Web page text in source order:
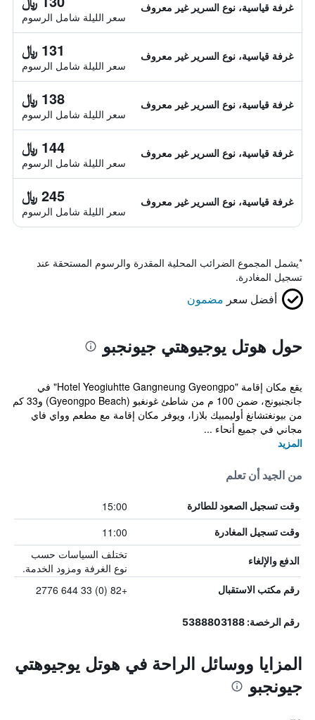
غرفة قياسية، نوع السرير غير معروف
سعر الليلة شامل الرسوم
غرفة قياسية، نوع السرير غير معروف 131 ﷼
سعر الليلة شامل الرسوم
غرفة قياسية، نوع السرير غير معروف 138 ﷼
سعر الليلة شامل الرسوم
غرفة قياسية، نوع السرير غير معروف 144 ﷼
سعر الليلة شامل الرسوم
غرفة قياسية، نوع السرير غير معروف 245 ﷼
سعر الليلة شامل الرسوم
*يشمل المجموع الضرائب المحلية المقدرة والرسوم المستحقة عند
تسجيل المغادرة.
أفضل سعر مضمون
حول هوتل يوجيوهتي جيونجبو
يقع مكان إقامة "Hotel Yeogiuhtte Gangneung Gyeongpo" في
جانجنيونج، ضمن 100 م من شاطئ غونغبو (Gyeongpo Beach) و33 كم
من بيونغتشانغ أوليمبيك بلازا، ويوفر مكان إقامة مع مطعم وواي فاي
مجاني في جميع أنحاء ...
المزيد
من الجيد أن تعلم
وقت تسجيل الصعود للطائرة 15:00
وقت تسجيل المغادرة 11:00
الدفع والإلغاء
تختلف السياسات حسب
نوع الغرفة ومزود الخدمة.
رقم مكتب الاستقبال +82 (0) 33 644 2776
رقم الرخصة: 5388803188
المزايا ووسائل الراحة في هوتل يوجيوهتي
جيونجبو